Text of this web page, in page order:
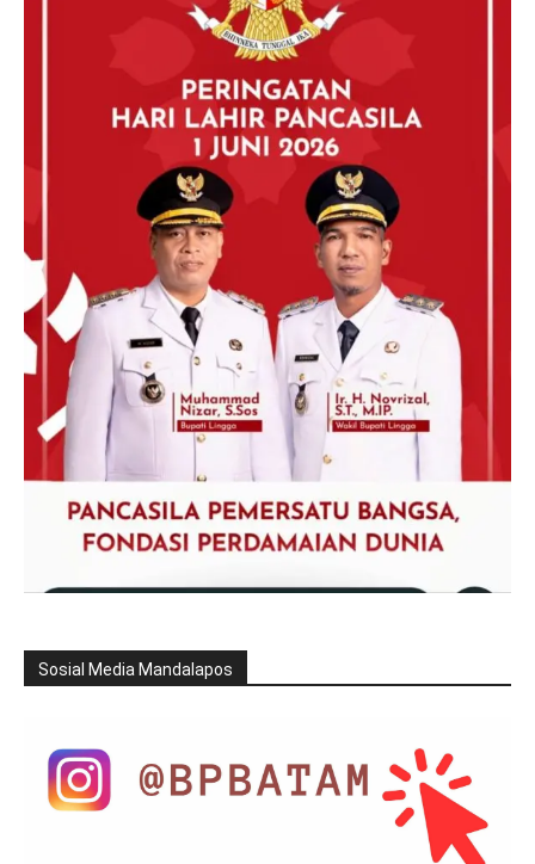
Sosial Media Mandalapos